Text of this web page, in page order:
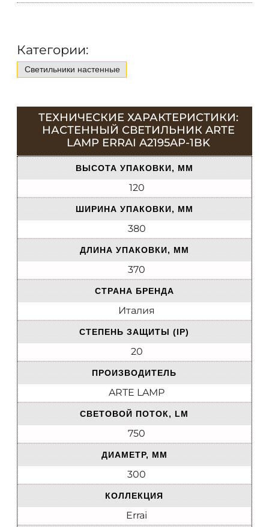
Категории:
Светильники настенные
ТЕХНИЧЕСКИЕ ХАРАКТЕРИСТИКИ:
НАСТЕННЫЙ СВЕТИЛЬНИК ARTE
LAMP ERRAI A2195AP-1BK
ВЫСОТА УПАКОВКИ, ММ
120
ШИРИНА УПАКОВКИ, ММ
380
ДЛИНА УПАКОВКИ, ММ
370
СТРАНА БРЕНДА
Италия
СТЕПЕНЬ ЗАЩИТЫ (IP)
20
ПРОИЗВОДИТЕЛЬ
ARTE LAMP
СВЕТОВОЙ ПОТОК, LM
750
ДИАМЕТР, ММ
300
КОЛЛЕКЦИЯ
Errai